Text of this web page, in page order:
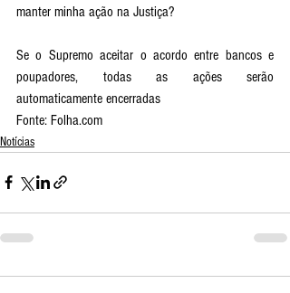
manter minha ação na Justiça?
Se o Supremo aceitar o acordo entre bancos e
poupadores, todas as ações serão
automaticamente encerradas
Fonte: Folha.com
Notícias